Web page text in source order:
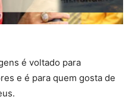
é voltado para
e é para quem gosta de